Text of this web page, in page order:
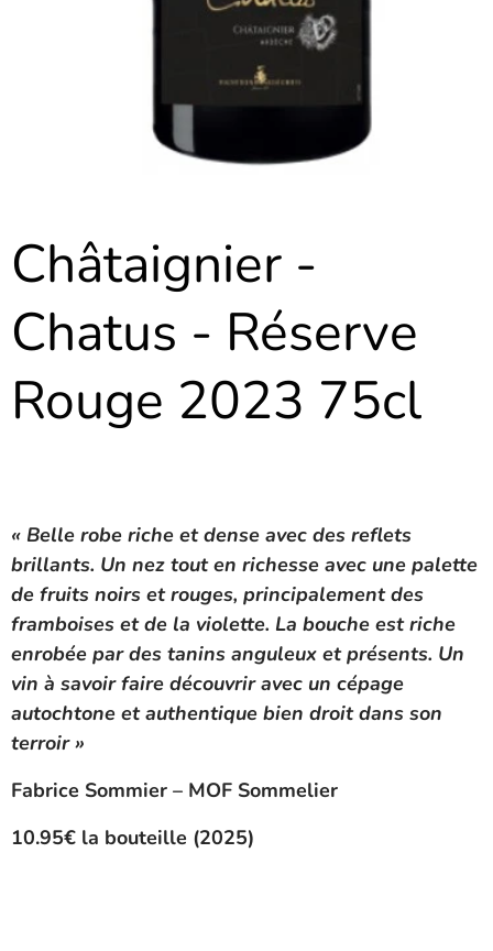
Châtaignier -
Chatus - Réserve
Rouge 2023 75cl
« Belle robe riche et dense avec des reflets
brillants. Un nez tout en richesse avec une palette
de fruits noirs et rouges, principalement des
framboises et de la violette. La bouche est riche
enrobée par des tanins anguleux et présents. Un
vin à savoir faire découvrir avec un cépage
autochtone et authentique bien droit dans son
terroir »
Fabrice Sommier – MOF Sommelier
10.95€ la bouteille (2025)